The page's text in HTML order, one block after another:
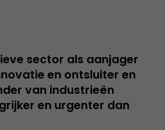
sector als aanjager
en ontsluiter en
van industrieën
en urgenter dan